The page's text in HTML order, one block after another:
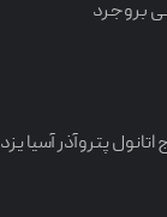
بروجرد
پتروآذر آسیا یزد